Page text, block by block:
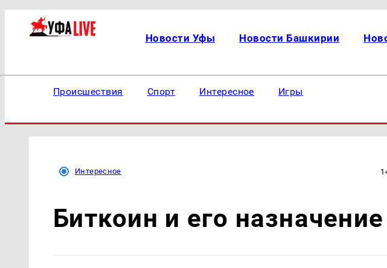
Новости Уфы Новости Башкирии
Происшествия Спорт Интересное Игры
Интересное
Биткоин и его назначение